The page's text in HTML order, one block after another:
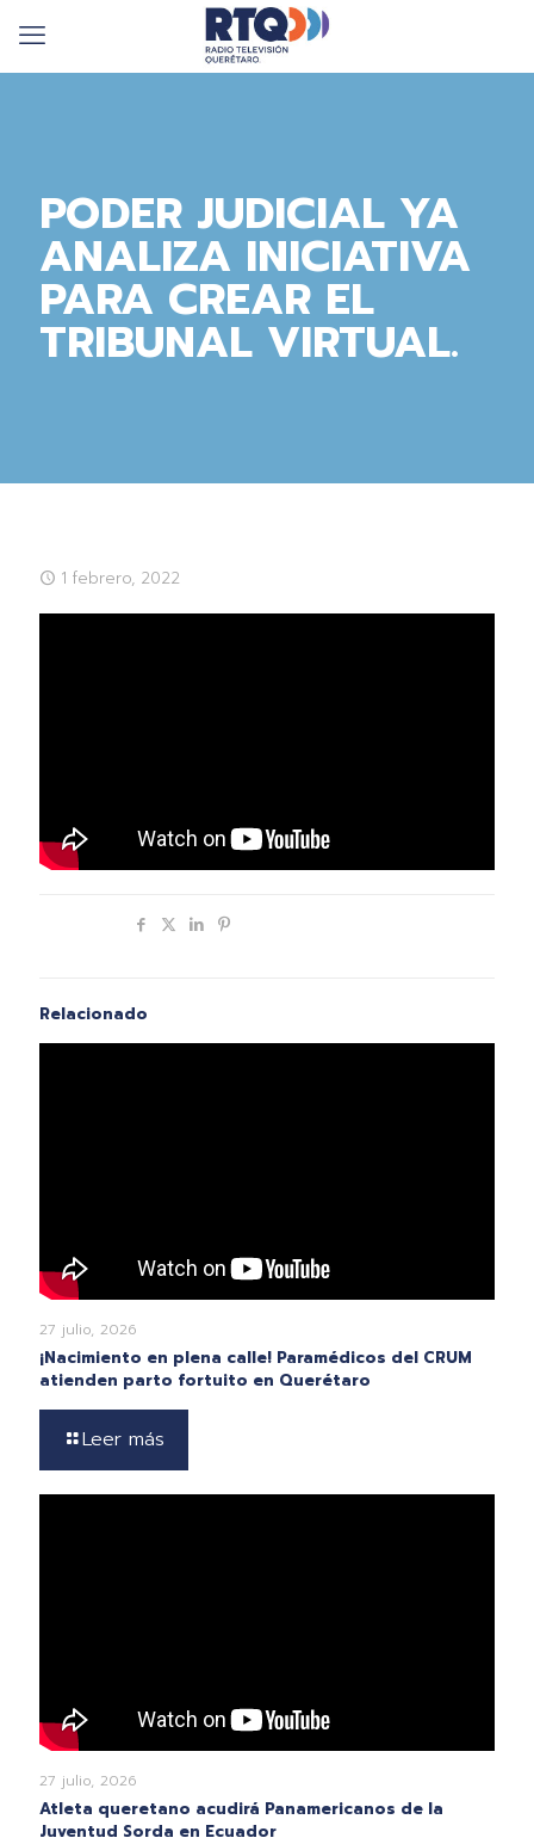
PODER JUDICIAL YA
ANALIZA INICIATIVA
PARA CREAR EL
TRIBUNAL VIRTUAL.
1 febrero, 2022
Relacionado
27 julio, 2026
¡Nacimiento en plena calle! Paramédicos del CRUM
atienden parto fortuito en Querétaro
Leer más
27 julio, 2026
Atleta queretano acudirá Panamericanos de la
Juventud Sorda en Ecuador